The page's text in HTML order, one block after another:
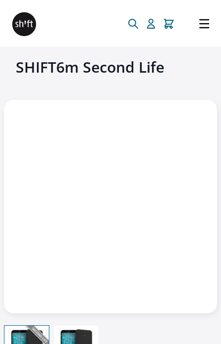
SHIFT6m Second Life
View larger imageView larger image